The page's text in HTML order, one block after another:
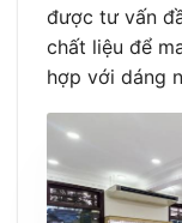
được tư vấn
chất liệu để
hợp với dáng